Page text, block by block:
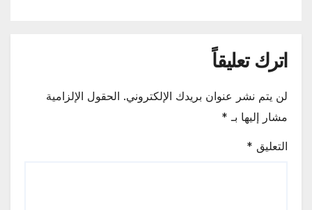
اترك تعليقاً
لن يتم نشر عنوان بريدك الإلكتروني. الحقول الإلزامية
مشار إليها بـ *
التعليق *